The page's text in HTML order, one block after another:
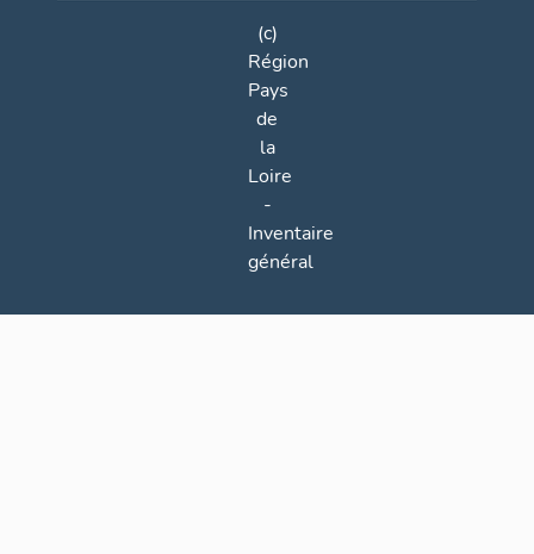
(c)
Région
Pays
de
la
Loire
-
Inventaire
général